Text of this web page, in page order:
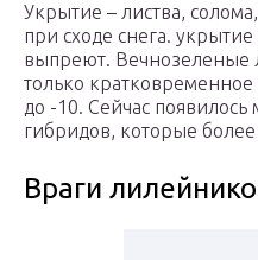
Укрытие – листва,
при сходе снега.
выпреют.
только
до -10. Сейчас
гибридов, которые
Враги